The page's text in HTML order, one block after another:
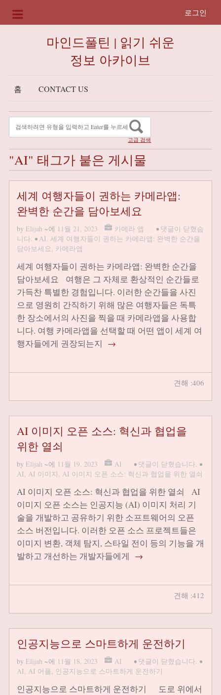
로그인
마인드풀틴 | 읽기 쉬운
정보 아카이브
홈 CONTACT US
고급 검색
"AI" 태그가 붙은 게시물
세계 여행자들이 권하는 카메라앱:
완벽한 순간을 담아보세요
by Elijah ~에 11월 21, 2023 카메라 앱 • 댓글이 닫혔습
니다. • AI, 세계 여행자들이 권하는 카메라앱: 완벽한 순간을
담아보세요, 카메라앱
세계 여행자들이 권하는 카메라앱: 완벽한 순간을
담아보세요 여행은 그 자체로 환상적인 순간들로
가득찬 특별한 경험입니다. 이러한 순간들을 사진
으로 영원히 간직하기 위해 많은 여행자들은 독특
한 장소에서의 사진을 찍을 때 카메라앱을 사용합
니다. 여행 카메라앱을 선택할 때 어떤 앱이 세계 여
행자들에게 권장되는지 →
견해 :406
AI 이미지 오픈 소스: 혁신과 협업을
위한 열쇠
by Elijah ~에 11월 19, 2023 AI • 댓글이 닫혔습니다. •
AI, AI 이미지, AI 이미지 오픈 소스: 혁신과 협업을 위한 열쇠
AI 이미지 오픈 소스: 혁신과 협업을 위한 열쇠 AI
이미지 오픈 소스는 인공지능 (AI) 이미지 처리 기
술을 개발하고 공유하기 위한 소프트웨어의 오픈
소스 버전입니다. 이러한 오픈 소스 프로젝트들은
이미지 변환, 객체 탐지, 스타일 전이 등의 기능을 개
발하고 개선하는 개발자들에게 →
견해 :412
인공지능으로 스마트하게 운전하기
by Elijah ~에 11월 18, 2023 AI • 댓글이 닫혔습니다. •
AI, AI 어플, 인공지능으로 스마트하게 운전하기
인공지능으로 스마트하게 운전하기 도로 위에서